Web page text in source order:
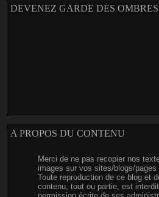
DEVENEZ GARDE DES
A PROPOS DU CONTENU
Merci de ne pas recopier nos
images sur vos sites/blogs/pages
Toute reproduction de ce blog et
contenu, tout ou partie, est